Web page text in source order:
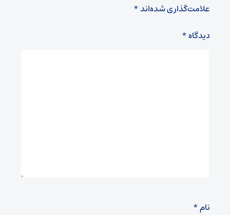
علامت‌گذاری شده‌اند*
دیدگاه*
نام*